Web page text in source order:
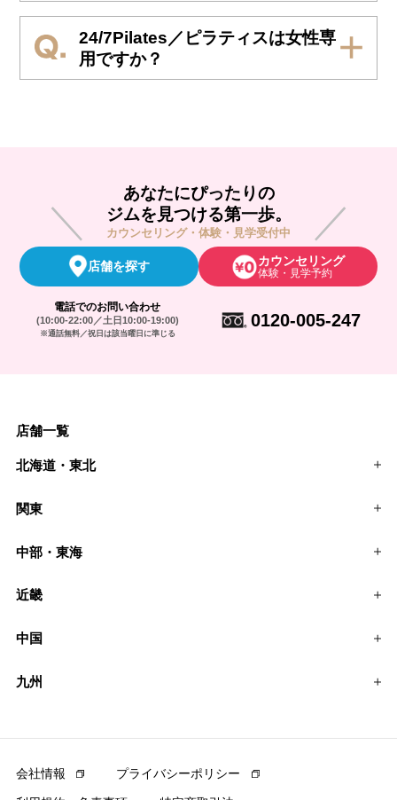
24/7Pilates／ピラティスは女性専
用ですか？
あなたにぴったりの
ジムを見つける第一歩。
カウンセリング・体験・見学受付中
店舗を探す カウンセリング
体験・見学予約
電話でのお問い合わせ
(10:00-22:00／土日10:00-19:00)
※通話無料／祝日は該当曜日に準じる
0120-005-247
店舗一覧
北海道・東北
関東
中部・東海
近畿
中国
九州
会社情報 プライバシーポリシー